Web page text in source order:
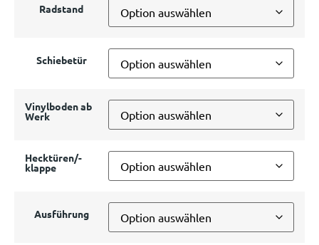
Radstand
Schiebetür
Vinylboden ab
Werk
Hecktüren/-
klappe
Ausführung